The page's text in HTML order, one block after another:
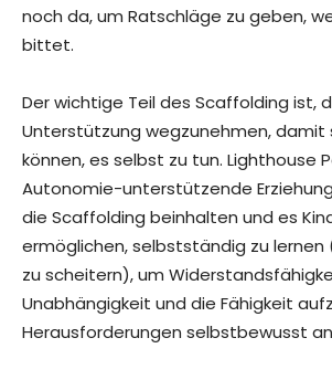
noch da, um Ratschläge zu geben,
bittet.
Der wichtige Teil des Scaffolding ist,
Unterstützung wegzunehmen, damit
können, es selbst zu tun. Lighthouse
Autonomie-unterstützende
die Scaffolding beinhalten und es
ermöglichen, selbstständig zu
zu scheitern), um
Unabhängigkeit und die Fähigkeit
Herausforderungen selbstbewusst